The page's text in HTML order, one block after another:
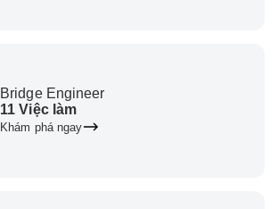
Bridge Engineer
11 Việc làm
Khám phá ngay